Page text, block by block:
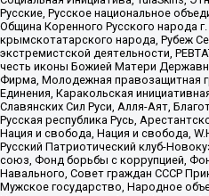
Русские, Русское национальное
Община Коренного Русского народа
крымскотатарского народа, Рубеж
экстремистской деятельности,
честь иконы Божией Матери
Фирма, Молодежная правозащитная
Единения, Каракольская
Славянских Сил Руси, Алля-Аят,
Русская республика Русь,
Нация и свобода, Нация и свобода,
Русский Патриотический клуб-
союз, Фонд борьбы с коррупцией,
Навального, Совет граждан СССР
Мужское государство, Народное